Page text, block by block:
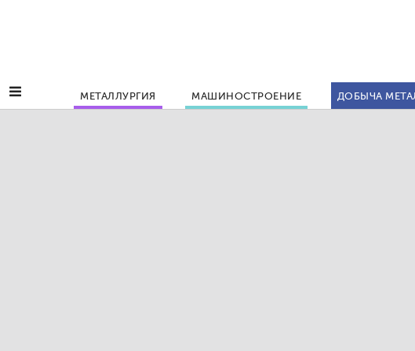
МЕТАЛЛУРГИЯ МАШИНОСТРОЕНИЕ ДОБЫЧА